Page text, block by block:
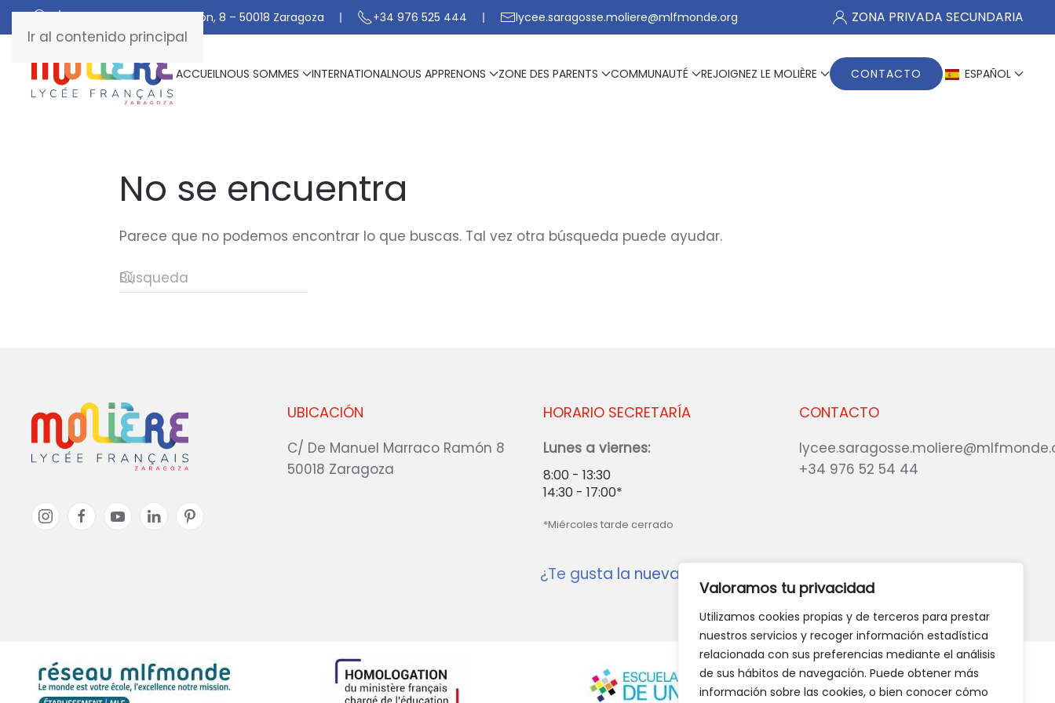
Valoramos tu privacidad
Utilizamos cookies propias y de terceros para prestar
nuestros servicios y recoger información estadística
relacionada con sus preferencias mediante el análisis
de sus hábitos de navegación. Puede obtener más
información sobre las cookies, o bien conocer cómo
Ir al contenido principal
C/ De Manuel Marraco Ramón, 8 – 50018 Zaragoza +34 976 525 444 lycee.saragosse.moliere@mlfmonde.org ZONA PRIVADA SECUNDARIA
ACCUEILNOUS SOMMES INTERNATIONALNOUS APPRENONS ZONE DES PARENTS COMMUNAUTÉ REJOIGNEZ LE MOLIÈRE CONTACTO ESPAÑOL
No se encuentra
Parece que no podemos encontrar lo que buscas. Tal vez otra búsqueda puede ayudar.
UBICACIÓN
C/ De Manuel Marraco Ramón 8
50018 Zaragoza
CONTACTO
+34 976 52 54 44
HORARIO SECRETARÍA
Lunes a viernes:
8:00 - 13:30
14:30 - 17:00*
*Miércoles tarde cerrado
¿Te gusta la nueva web?